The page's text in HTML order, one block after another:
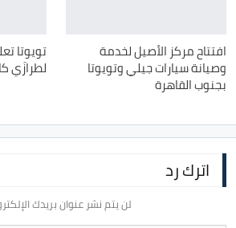
افتتاح مركز الأصيل لخدمة
وصيانة سيارات جيلي وتويوتا
بجنوب القاهرة
تويوتا
لطرازَي
اترك رد
لن يتم نشر عنوان بريدك